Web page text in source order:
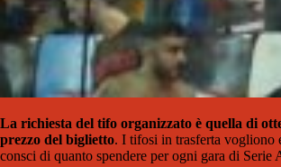
La richiesta del tifo organizzato è quella di
prezzo del biglietto. I tifosi in trasferta vogliono
consci di quanto spendere per ogni gara di Serie